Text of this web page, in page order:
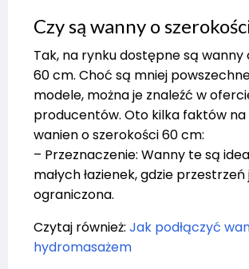
Czy są wanny o
Tak, na rynku dostępne są wanny
60 cm. Choć są mniej
modele, można je znaleźć w
producentów. Oto kilka faktów
wanien o szerokości 60 cm:
– Przeznaczenie: Wanny te są
małych łazienek, gdzie przestrzeń
ograniczona.
Czytaj również: Jak podłączyć
hydromasażem